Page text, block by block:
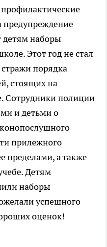
предупреждение
детям наборы
Этот год не стал
порядка
стоящих на
Сотрудники полиции
и детьми о
прилежного
пределами, а также
Детям
наборы
успешного
оценок!